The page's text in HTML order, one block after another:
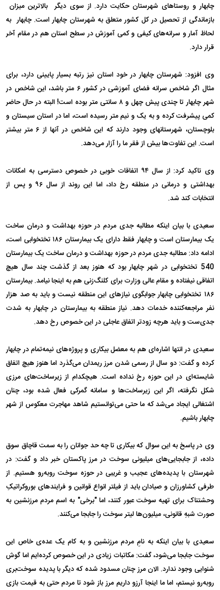
چابهار و روستاهای شهرستان حکایت دارد. از سوی دیگر بالاترین میزان
بازماندگی از تحصیل در کل کشور متعلق به شهرستان چابهار است. چابهار به
لحاظ آمار و سرانه‌های کیفی و کمی آموزش در سطح استان هم در مقام آخر
قرار دارد.
وی افزود: شهرستان چابهار در خود استان نیز رتبه بسیار پایینی دارد، برای
مثال اگر شاخص سرانه فضای آموزشی در کشور ۶ متر باشد، این شاخص در
شهر چابهار تا چندی پیش چهل و ۸ سانتی متر بوده است! البته در حال حاضر
کمی پیشرفت کرده و به یک و نیم متر رسیده است، اما در استان سیستان و
بلوچستان، شهرستانهای وجود دارند که این شاخص در آنها از ۶ متر بیشتر
است. این تفاوت‌ها بیش از فقر ما را آزار می‌دهد.
وی تاکید کرد: از سال ۹۴ اتفاقات خوبی در خصوص دسترسی به امکانات
بهداشتی و درمانی در منطقه رخ داد، اما این روند از سال ۹۶ و پس از
انتخابات کند شد.
سعیدی با بیان اینکه مطالبه جدی مردم در حوزه بهداشت و درمان ساخت
یک بیمارستان است و چابهار فقط دارای یک بیمارستان ۱۸۶ تختخوابی است،
ادامه داد: مطالبه جدی مردم در حوزه بهداشت و درمان ساخت یک بیمارستان
540 تختخوابی در شهر چابهار بود که هنوز بعد از گذشت چند سال هیچ
اتفاقی نیفتاده و مقام عالی وزارت برای کلنگ‌زنی هم به اینجا نیامد. بیمارستان
۱۸۶ تختخوابی چابهار جوابگوی نیازهای این منطقه نیست و باید به صد هزار
نفر مراجعه‌کننده خدمات دهد. نیاز منطقه به بیمارستان در چابهار به شدت
جدی‌ست و باید هرچه زودتر اتفاق عاجلی در این خصوص رخ دهد.
سعیدی در انتها اشاره‌ای هم به معضل بیکاری و پروژه‌های نیمه‌تمام در چابهار
کرده و گفت: دو سال از رسمی شدن مرز ریمدان می‌گذرد اما هنوز هیچ اتفاق
شایسته‌ای در این حوزه رخ نداده است. هیچکدام از زیرساخت‌های مرزی
شکل نگرفته، اگر این زیرساخت‌ها و سامانه گمرکی فعال شده بود، چنان
اشتغالی ایجاد می‌شد که ما حتی می‌توانستیم شاهد مهاجرت معکوس از شهر
چابهار باشیم.
وی در پاسخ به این سوال که بیکاری تا چه حد جوانان را به سمت قاچاق ‌سوق
داده، از جابجایی‌های میلیونی سوخت در مرز پاکستان خبر داد و گفت: در
شهرستان با پدیده‌های عجیب و غریبی در حوزه سوخت روبه‌رو هستیم. از
طرفی کشاورزان و صیادان باید از فیلتر انواع قوانین و فرایندهای بوروکراتیکِ
وحشتناک برای تهیه سوخت عبور کنند، اما "برخی" به اسم مردم مرزنشین به
صورت شبهِ قانونی، میلیون‌ها لیتر سوخت را جابجا می‌کنند.
سعیدی با بیان اینکه به نامِ مردم مرزنشین و به کام یک عده‌ی خاص این
سوخت جا‌بجا می‌شود، گفت: مکاتبات زیادی در این خصوص کرده‌ایم اما گوش
شنوایی وجود ندارد. الان مرز چنان مسدود شده که دیگر با پدیده سوخت‌بری
روبه‌رو نیستم، اما ما اینجا آرزو داریم مرز باز شود تا مردم حتی به قیمت بازی